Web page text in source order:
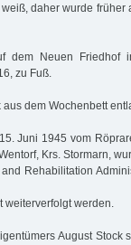
daher wurde früher
dem Neuen Friedhof
zu Fuß.
dem Wochenbett
Juni 1945 vom
Krs. Stormarn,
Rehabilitation
weiterverfolgt werden.
August Stock